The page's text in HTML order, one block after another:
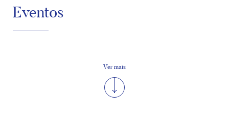
Eventos
Ver mais